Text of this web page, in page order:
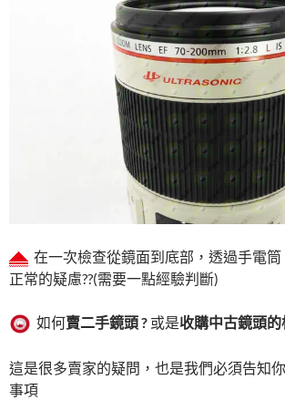
在一次檢查從鏡面到底部，透過手電
正常的疑慮??(需要一點經驗判斷)
如何賣二手鏡頭 ? 或是收購中古鏡頭的
這是很多賣家的疑問，也是我們必須告知
事項